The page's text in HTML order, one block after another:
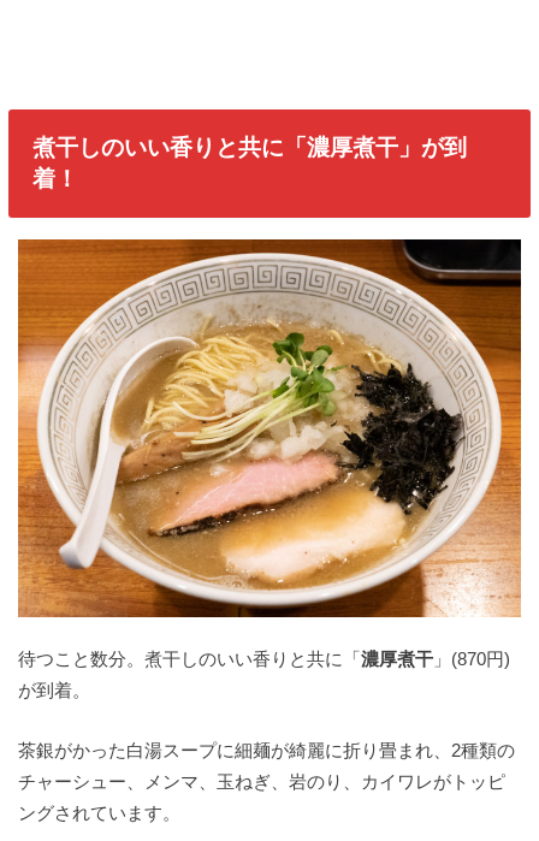
煮干しのいい香りと共に「濃厚煮干」が到
着！
待つこと数分。煮干しのいい香りと共に「 濃厚煮干 」(870円)
が到着。
茶銀がかった白湯スープに細麺が綺麗に折り畳まれ、2種類の
チャーシュー、メンマ、玉ねぎ、岩のり、カイワレがトッピ
ングされています。